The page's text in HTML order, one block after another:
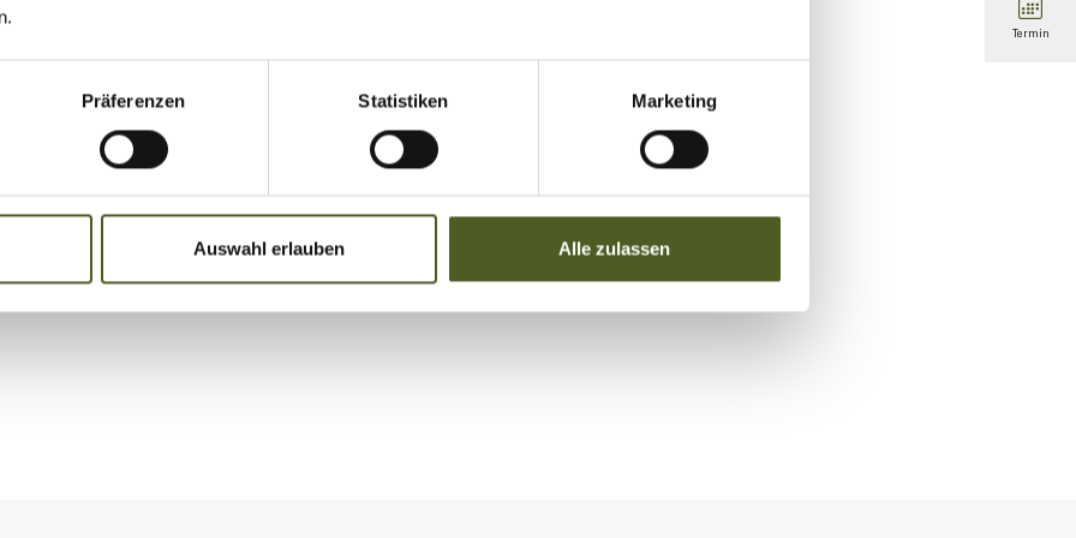
Präferenzen Statistiken Marketing
Auswahl erlauben Alle zulassen
SecuKit per dezentem Gurt
Rettungsweg ist
im Notfall? Kommen
zu verbessern.
Termin